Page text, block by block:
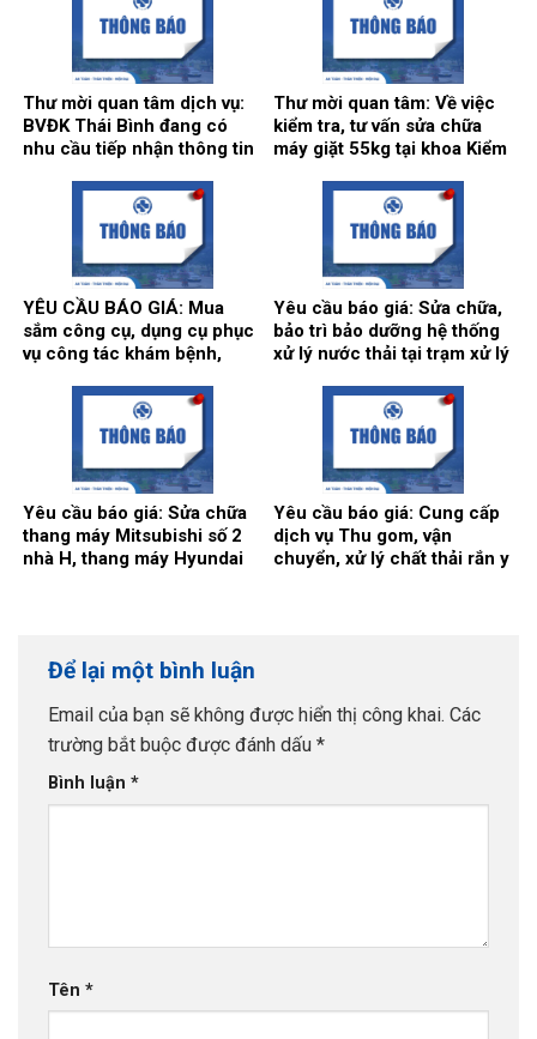
Chẩn đoán hình ảnh và Điện
quang can thiệp.
Bệnh viện bổ sung năm
Thư mời quan tâm dịch vụ:
BVĐK Thái Bình đang có
nhu cầu tiếp nhận thông tin
năng, kỹ thuật, tiêu chuẩn
chất lượng và giá kế hoạch
của gói thầy cung cấp phần
mềm tổng thể Bệnh viện.
Thư mời quan tâm: Về việc
kiểm tra, tư vấn sửa chữa
máy giặt 55kg tại khoa Kiểm
YÊU CẦU BÁO GIÁ: Mua
sắm công cụ, dụng cụ phục
vụ công tác khám bệnh,
năm 2026 (Đợt 2)
Yêu cầu báo giá: Sửa chữa,
bảo trì bảo dưỡng hệ thống
xử lý nước thải tại trạm xử lý
khoa Thái Bình.
Yêu cầu báo giá: Sửa chữa
thang máy Mitsubishi số 2
nhà H, thang máy Hyundai
Yêu cầu báo giá: Cung cấp
dịch vụ Thu gom, vận
chuyển, xử lý chất thải rắn y
Để lại một bình luận
Email của bạn sẽ không được hiển thị công khai. Các
trường bắt buộc được đánh dấu *
Bình luận *
Tên *